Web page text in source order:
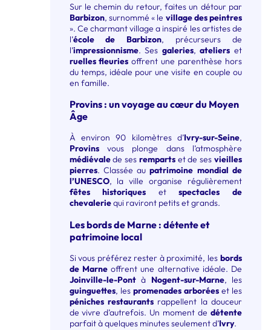
Sur le chemin du retour, faites un détour par
Barbizon, surnommé « le village des peintres
». Ce charmant village a inspiré les artistes de
l’école de Barbizon, précurseurs de
l’impressionnisme. Ses galeries,ateliers et
ruelles fleuries offrent une parenthèse hors
du temps, idéale pour une visite en couple ou
en famille.
Provins : un voyage au cœur du Moyen
Âge
À environ 90 kilomètres d’Ivry-sur-Seine,
Provinsvous plonge dans l’atmosphère
médiévalede ses rempartset de sesvieilles
pierres. Classée aupatrimoine mondial de
l’UNESCO, la ville organise régulièrement
fêtes historiques etspectacles de
chevaleriequi raviront petits et grands.
Les bords de Marne : détente et
patrimoine local
Si vous préférez rester à proximité, les bords
de Marneoffrent une alternative idéale. De
Joinville-le-Pontà Nogent-sur-Marne, les
guinguettes, les promenades arboréeset les
péniches restaurantsrappellent la douceur
de vivre d’autrefois. Un moment de détente
parfait à quelques minutes seulement d’Ivry.